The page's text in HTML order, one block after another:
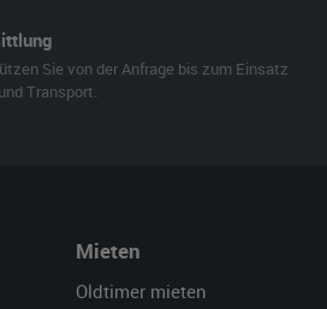
Sie von der Anfrage bis zum Einsatz
Transport.
Mieten
Oldtimer mieten